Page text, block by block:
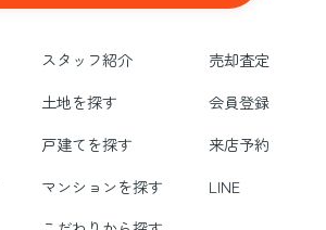
スタッフ紹介
売却査定
土地を探す
会員登録
戸建てを探す
来店予約
マンションを探す
LINE